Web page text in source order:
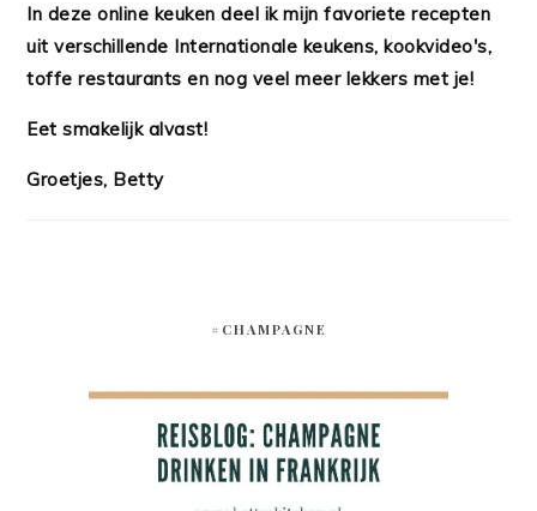
In deze online keuken deel ik mijn favoriete recepten
uit verschillende Internationale keukens, kookvideo's,
toffe restaurants en nog veel meer lekkers met je!
Eet smakelijk alvast!
Groetjes, Betty
#CHAMPAGNE